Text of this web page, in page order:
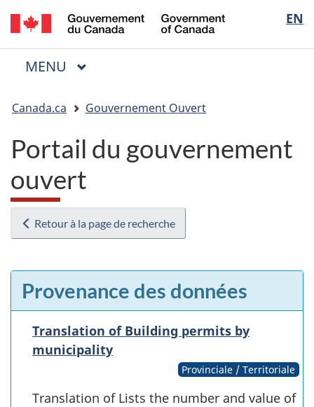
Passer
au
contenu
Passer
à
« Au
Passer
à
la
EN
of
Menu
MENU PRINCIPAL
êtes
ici
Canada.ca Gouvernement Ouvert
Portail du gouvernement
ouvert
Retour à la page de recherche
Provenance des données
Translation of Building permits by
municipality
Provinciale / Territoriale
Translation of Lists the number and value of